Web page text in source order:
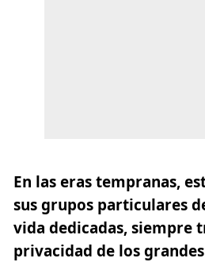
En las eras tempranas,
sus grupos particulares
vida dedicadas, siempre
privacidad de los